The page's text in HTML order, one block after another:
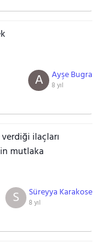
Ayşe Bugra
8 yıl
A
ilaçları
mutlaka
Süreyya Karakose
8 yıl
S